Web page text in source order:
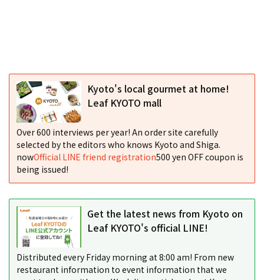
Kyoto's local gourmet at home!
Leaf KYOTO mall
Over 600 interviews per year! An order site carefully
selected by the editors who knows Kyoto and Shiga.
nowOfficial LINE friend registration500 yen OFF coupon is
being issued!
Get the latest news from Kyoto on
Leaf KYOTO's official LINE!
Distributed every Friday morning at 8:00 am! From new
restaurant information to event information that we